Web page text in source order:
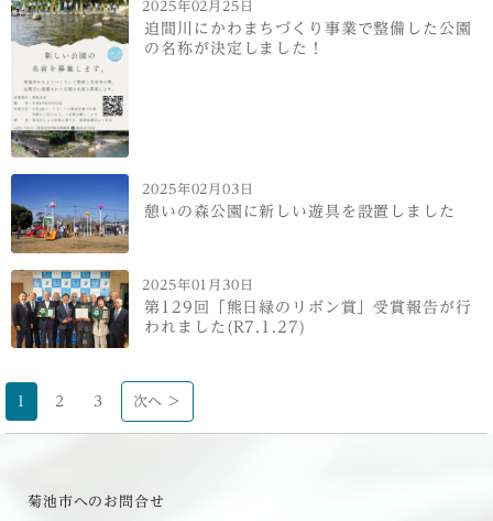
2025年02月25日
迫間川にかわまちづくり事業で整備した公園
の名称が決定しました！
2025年02月03日
憩いの森公園に新しい遊具を設置しました
2025年01月30日
第129回「熊日緑のリボン賞」受賞報告が行
われました(R7.1.27)
1 2 3 次へ >
菊池市へのお問合せ